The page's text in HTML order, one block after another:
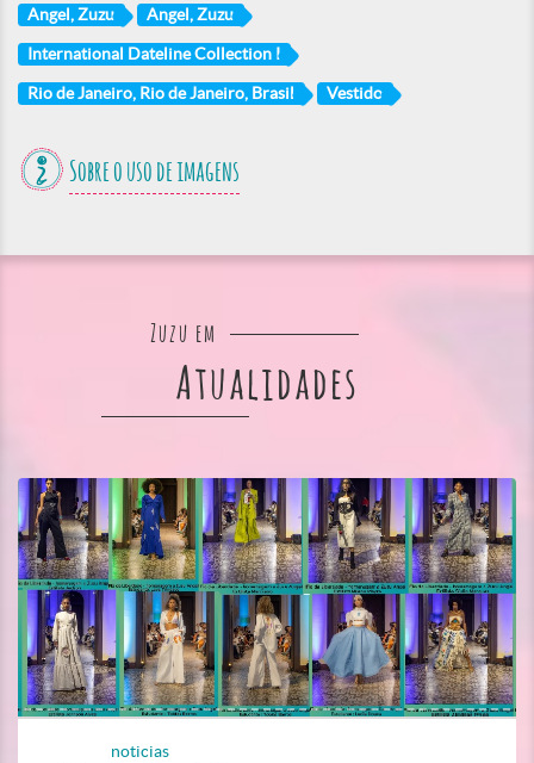
Angel, Zuzu Angel, Zuzu
International Dateline Collection I
Rio de Janeiro, Rio de Janeiro, Brasil Vestido
Sobre o uso de imagens
Zuzu em
Atualidades
noticias